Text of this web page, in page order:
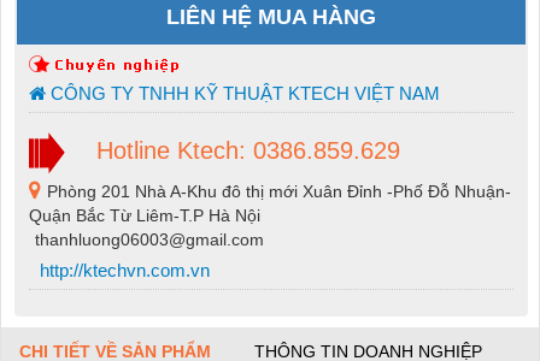
LIÊN HỆ MUA HÀNG
CÔNG TY TNHH KỸ THUẬT KTECH VIỆT NAM
Hotline Ktech: 0386.859.629
Phòng 201 Nhà A-Khu đô thị mới Xuân Đỉnh -Phố Đỗ Nhuận-
Quận Bắc Từ Liêm-T.P Hà Nội
thanhluong06003@gmail.com
http://ktechvn.com.vn
CHI TIẾT VỀ SẢN PHẨM THÔNG TIN DOANH NGHIỆP